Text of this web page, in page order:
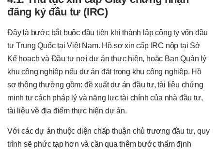
đăng ký đầu tư (IRC)
Đây là bước bắt buộc đầu tiên khi thành lập công ty vốn đầu
tư Trung Quốc tại Việt Nam. Hồ sơ xin cấp IRC nộp tại Sở
Kế hoạch và Đầu tư nơi dự án thực hiện, hoặc Ban Quản lý
khu công nghiệp nếu dự án đặt trong khu công nghiệp. Hồ
sơ thông thường gồm: đề xuất dự án đầu tư, tài liệu chứng
minh tư cách pháp lý và năng lực tài chính của nhà đầu tư,
tài liệu về địa điểm thực hiện dự án.
Với các dự án thuộc diện chấp thuận chủ trương đầu tư, quy
trình sẽ phức tạp hơn và cần qua thêm bước thẩm định